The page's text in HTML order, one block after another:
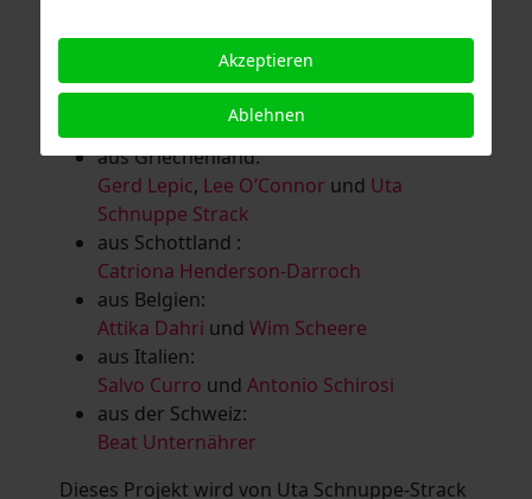
Lanzl,Heidrun MalComes,Christa Mayer-
Guntram Prochaska
Schaub,Vera Schaub,Birgit Schweimler &
Serge DevadderundRolf Thärichen
aus Griechenland:
Gerd Lepic, Lee O’Connor und Uta
Schnuppe Strack
aus Schottland :
Catriona Henderson-Darroch
aus Belgien:
Attika Dahri und Wim Scheere
aus Italien:
Salvo Curro und Antonio Schirosi
aus der Schweiz:
Beat Unternährer
Dieses Projekt wird von Uta Schnuppe-Strack
Akzeptieren
Ablehnen